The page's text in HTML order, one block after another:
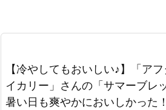
【冷やしてもおいしい♪】「ア
イカリー」さんの「サマーブレ
暑い日も爽やかにおいしかった